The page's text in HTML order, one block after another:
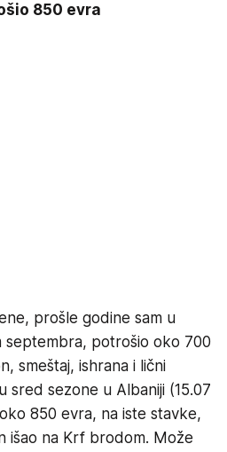
850 evra
prošle godine sam u
septembra, potrošio oko 700
smeštaj, ishrana i lični
sred sezone u Albaniji (15.07
850 evra, na iste stavke,
išao na Krf brodom. Može